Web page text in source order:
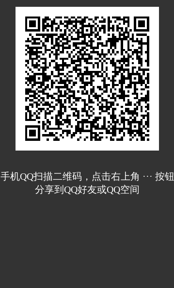
手机QQ扫描二维码，点击右上角 ··· 按钮
分享到QQ好友或QQ空间